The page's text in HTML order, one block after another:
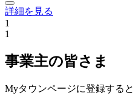
詳細を見る
1
1
事業主の皆さま
Myタウンページに登録すると